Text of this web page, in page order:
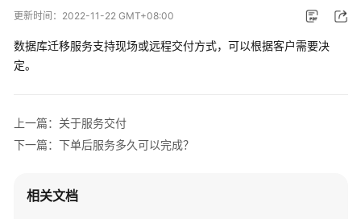
公
绍
产
介
更新时间： 2022-11-22 GMT+08:00
数据库迁移服务支持现场或远程交付方式，可以根据客户需要决
定。
上一篇：关于服务交付
下一篇：下单后服务多久可以完成？
相关文档